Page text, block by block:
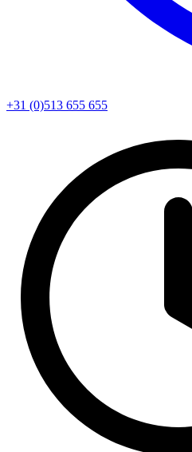
+31 (0)513 655 655